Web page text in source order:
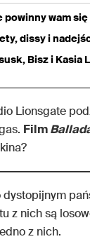
powinny wam
dissy i
Bisz i Kasia
Lionsgate
Film
z nich są
z nich.